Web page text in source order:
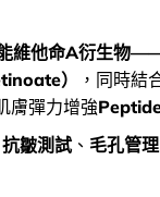
維他命A衍生物
）
，同時結
膚彈力增強
抗皺測試、 毛孔管理